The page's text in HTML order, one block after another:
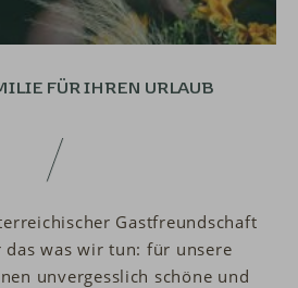
FÜR IHREN URLAUB
Gastfreundschaft
was wir tun: für unsere
unvergesslich schöne und